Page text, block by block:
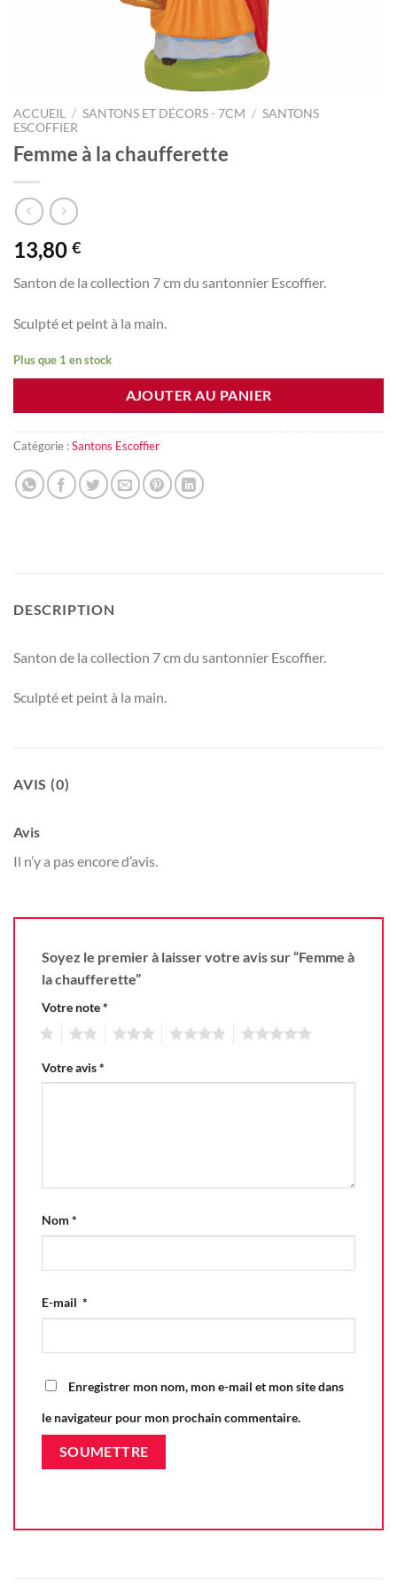
ACCUEIL / SANTONS ET DÉCORS - 7CM / SANTONS
ESCOFFIER
Femme à la chaufferette
13,80 €
Santon de la collection 7 cm du santonnier Escoffier.
Sculpté et peint à la main.
Plus que 1 en stock
AJOUTER AU PANIER
Catégorie :Santons Escoffier
DESCRIPTION
Santon de la collection 7 cm du santonnier Escoffier.
Sculpté et peint à la main.
AVIS (0)
Avis
Il n’y a pas encore d’avis.
Soyez le premier à laisser votre avis sur “Femme à
la chaufferette”
Votre note*
Votre avis*
Nom *
E-mail *
Enregistrer mon nom, mon e-mail et mon site dans
le navigateur pour mon prochain commentaire.